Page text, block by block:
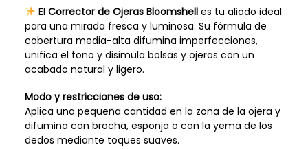
El Corrector de Ojeras Bloomshell es tu aliado ideal
para una mirada fresca y luminosa. Su fórmula de
cobertura media-alta difumina imperfecciones,
unifica el tono y disimula bolsas y ojeras con un
acabado natural y ligero.
Modo y restricciones de uso:
Aplica una pequeña cantidad en la zona de la ojera y
difumina con brocha, esponja o con la yema de los
dedos mediante toques suaves.